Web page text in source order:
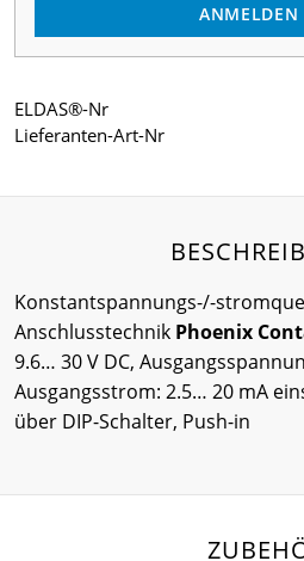
ANMELDEN
ELDAS®-Nr
Lieferanten-Art-Nr
Konstantspannungs-/-
Anschlusstechnik Phoenix
9.6… 30 V DC,
Ausgangsstrom: 2.5… 20 mA
über DIP-Schalter, Push-in